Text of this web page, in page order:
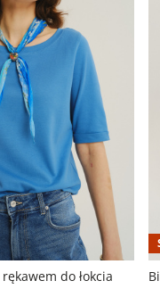
do łokcia